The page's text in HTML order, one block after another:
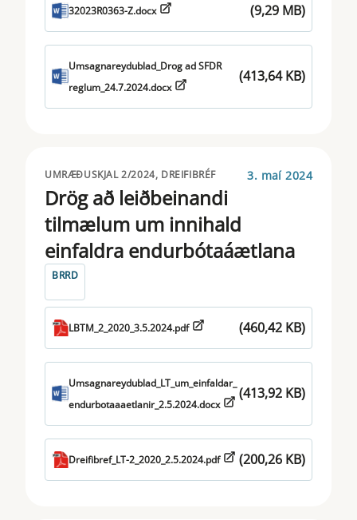
32023R0363-Z.docx (9,29 MB)
Umsagnareydublad_Drog ad SFDR
reglum_24.7.2024.docx
(413,64 KB)
UMRÆÐUSKJAL 2/2024, DREIFIBRÉF 3. maí 2024
Drög að leiðbeinandi
tilmælum um innihald
einfaldra endurbótaáætlana
BRRD
LBTM_2_2020_3.5.2024.pdf (460,42 KB)
Umsagnareydublad_LT_um_einfaldar_
endurbotaaaetlanir_2.5.2024.docx
(413,92 KB)
Dreifibref_LT-2_2020_2.5.2024.pdf (200,26 KB)